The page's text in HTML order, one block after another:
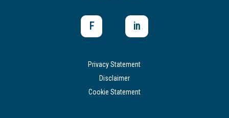
F in
Privacy Statement
Disclaimer
Cookie Statement